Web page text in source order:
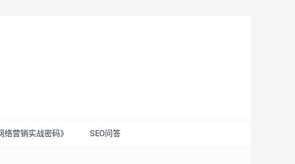
络营销实战密码》 SEO问答